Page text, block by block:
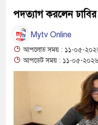
পদত্যাগ করলেন ঢাবির
Mytv Online
আপলোড সময় : ১১-০৫-
আপডেট সময় : ১১-০৫-